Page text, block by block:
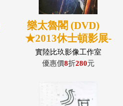
樂太魯閣 (DVD)
★2013休士頓影展-
銅牌獎
實陸比玖影像工作室
優惠價8折280元